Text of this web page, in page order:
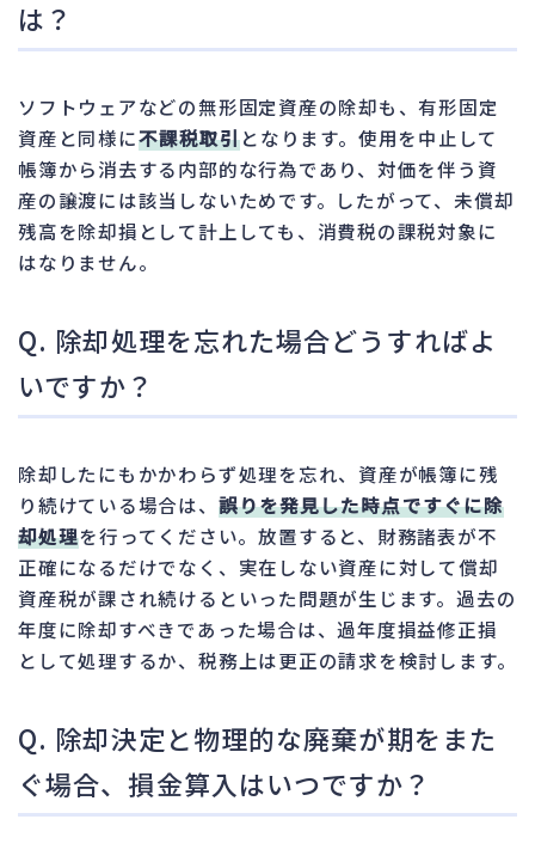
は？
ソフトウェアなどの無形固定資産の除却も、有形固定
資産と同様に不課税取引となります。使用を中止して
帳簿から消去する内部的な行為であり、対価を伴う資
産の譲渡には該当しないためです。したがって、未償却
残高を除却損として計上しても、消費税の課税対象に
はなりません。
Q. 除却処理を忘れた場合どうすればよ
いですか？
除却したにもかかわらず処理を忘れ、資産が帳簿に残
り続けている場合は、 誤りを発見した時点ですぐに除
却処理を行ってください。放置すると、財務諸表が不
正確になるだけでなく、実在しない資産に対して償却
資産税が課され続けるといった問題が生じます。過去の
年度に除却すべきであった場合は、過年度損益修正損
として処理するか、税務上は更正の請求を検討します。
Q. 除却決定と物理的な廃棄が期をまた
ぐ場合、損金算入はいつですか？